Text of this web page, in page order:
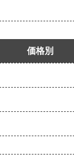
価格別